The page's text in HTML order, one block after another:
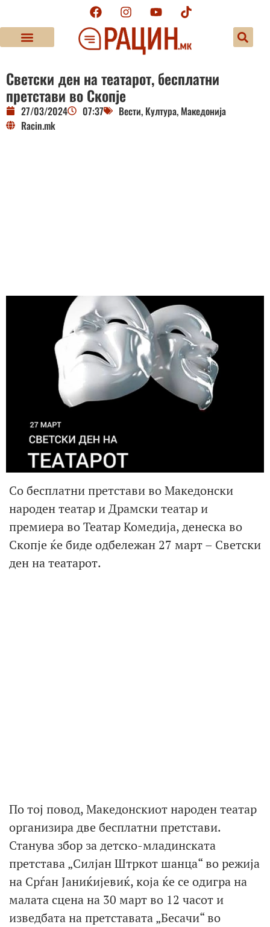
Светски ден на театарот, бесплатни
претстави во Скопје
27/03/2024 07:37 Вести, Култура, Македонија
Racin.mk
Со бесплатни претстави во Македонски
народен театар и Драмски театар и
премиера во Театар Комедија, денеска во
Скопје ќе биде одбележан 27 март – Светски
ден на театарот.
По тој повод, Македонскиот народен театар
организира две бесплатни претстави.
Станува збор за детско-младинската
претстава „Силјан Штркот шанца“ во режија
на Срѓан Јаниќијевиќ, која ќе се одигра на
малата сцена на 30 март во 12 часот и
изведбата на претставата „Бесачи“ во